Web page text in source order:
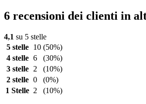
6 recensioni dei clienti in
4,1 su 5 stelle
5 stelle
10 (50%)
4 stelle 6
(30%)
3 stelle
2
(10%)
2 stelle 0
(0%)
1 Stelle 2 (10%)